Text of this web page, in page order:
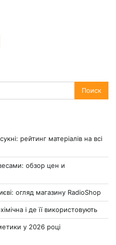
рейтинг матеріалів на всі
обзор цен и
огляд магазину RadioShop
і де її використовують
у 2026 році